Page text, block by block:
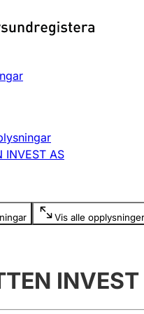
slette
INVEST AS
Vis alle opplysninger